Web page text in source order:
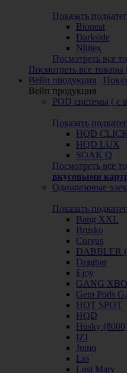
Показать
Bioneat
Darkside
Nilitex
Посмотреть все
Посмотреть все товары
Вейп продукция
Вейп продукция
POD системы ( с
Показать
HQD CLICK
HQD LUX
SOAK Q
Посмотреть все
вкусовыми
Одноразовые
Показать
Bang XXL
Brusko
Corvus
DABBLER
Dragbar
Ejoy
GANG
Gem Pods
HOT SPOT
HQD
Husky
IZI
Jomo
Lio
Lost Mary